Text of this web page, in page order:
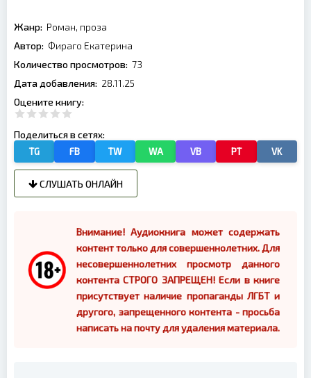
Жанр: Роман, проза
Автор: Фираго Екатерина
Количество просмотров: 73
Дата добавления: 28.11.25
Оцените книгу:
Поделиться в сетях:
TG FB TW WA VB PT VK
СЛУШАТЬ ОНЛАЙН
Внимание! Аудиокнига может содержать
контент только для совершеннолетних. Для
несовершеннолетних просмотр данного
контента СТРОГО ЗАПРЕЩЕН! Если в книге
присутствует наличие пропаганды ЛГБТ и
другого, запрещенного контента - просьба
написать на почту для удаления материала.